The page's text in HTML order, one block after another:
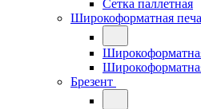
Сетка паллетная
Широкоформатная
Брезент